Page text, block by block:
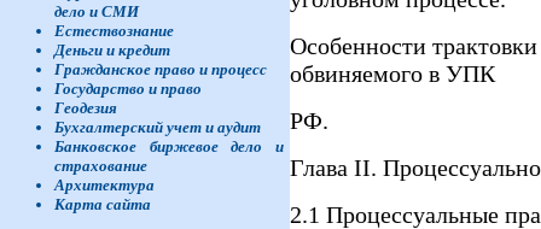
дело и СМИ
Естествознание
Деньги и кредит
Гражданское право и процесс
Государство и право
Геодезия
Бухгалтерский учет и аудит
Банковское биржевое дело и
страхование
Архитектура
Карта сайта
Особенности
обвиняемого в УПК
РФ.
Глава II.
2.1 Процессуальные